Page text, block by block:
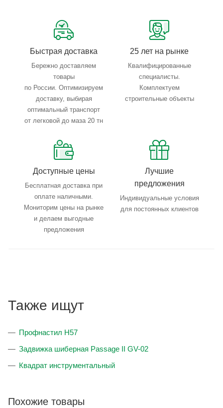
Тройной весовой контроль: въезд, погрузка, выезд
Быстрая доставка
Бережно доставляем
товары
по России. Оптимизируем
доставку, выбирая
оптимальный транспорт
от легковой до маза 20 тн
25 лет на рынке
Квалифицированные
специалисты.
Комплектуем
строительные объекты
Доступные цены
Бесплатная доставка при
оплате наличными.
Мониторим цены на рынке
и делаем выгодные
предложения
Лучшие
предложения
Индивидуальные условия
для постоянных клиентов
Также ищут
Профнастил Н57
Задвижка шиберная Passage II GV-02
Квадрат инструментальный
Похожие товары